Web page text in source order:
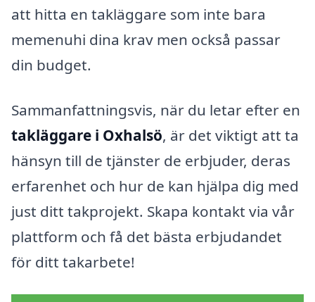
att hitta en takläggare som inte bara
memenuhi dina krav men också passar
din budget.
Sammanfattningsvis, när du letar efter en
takläggare i Oxhalsö, är det viktigt att ta
hänsyn till de tjänster de erbjuder, deras
erfarenhet och hur de kan hjälpa dig med
just ditt takprojekt. Skapa kontakt via vår
plattform och få det bästa erbjudandet
för ditt takarbete!